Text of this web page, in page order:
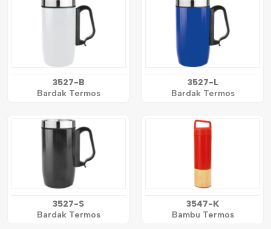
3527-B
Bardak Termos
3527-L
Bardak Termos
3527-S
Bardak Termos
3547-K
Bambu Termos